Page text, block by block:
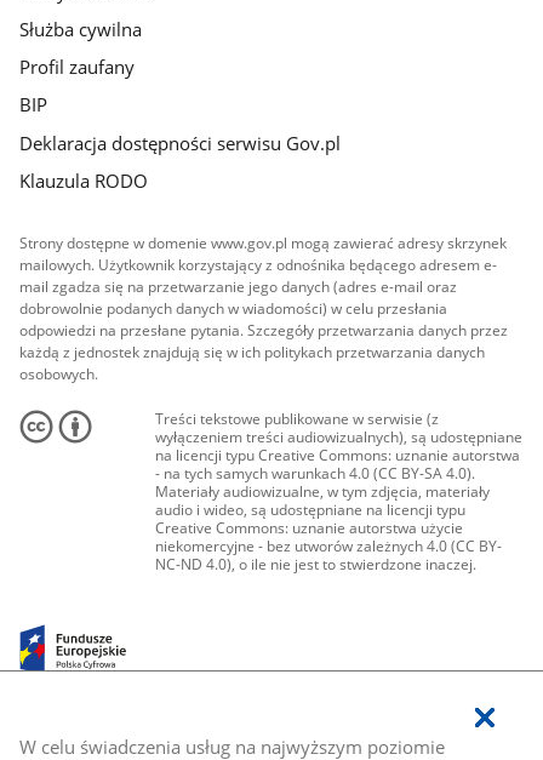
W celu świadczenia usług na najwyższym poziomie
Służba cywilna
Profil zaufany
BIP
Deklaracja dostępności serwisu Gov.pl
Klauzula RODO
Strony dostępne w domenie www.gov.pl mogą zawierać adresy skrzynek
mailowych. Użytkownik korzystający z odnośnika będącego adresem e-
mail zgadza się na przetwarzanie jego danych (adres e-mail oraz
dobrowolnie podanych danych w wiadomości) w celu przesłania
odpowiedzi na przesłane pytania. Szczegóły przetwarzania danych przez
każdą z jednostek znajdują się w ich politykach przetwarzania danych
osobowych.
Treści tekstowe publikowane w serwisie (z
wyłączeniem treści audiowizualnych), są udostępniane
na licencji typu Creative Commons: uznanie autorstwa
- na tych samych warunkach 4.0 (CC BY-SA 4.0).
Materiały audiowizualne, w tym zdjęcia, materiały
audio i wideo, są udostępniane na licencji typu
Creative Commons: uznanie autorstwa użycie
niekomercyjne - bez utworów zależnych 4.0 (CC BY-
NC-ND 4.0), o ile nie jest to stwierdzone inaczej.